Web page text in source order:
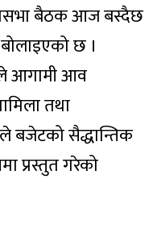
बैठक आज बस्दैछ
छ ।
आगामी आव
तथा
बजेटको सैद्धान्तिक
प्रस्तुत गरेको